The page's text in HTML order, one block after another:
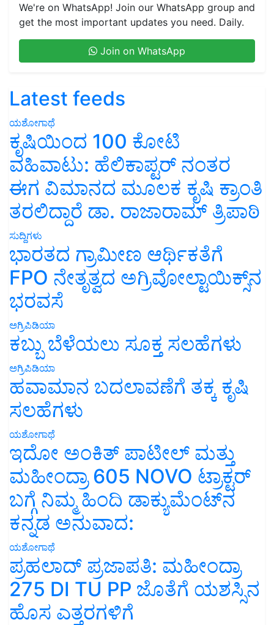
We're on WhatsApp! Join our WhatsApp group and
get the most important updates you need. Daily.
Join on WhatsApp
Latest feeds
ಯಶೋಗಾಥೆ
ಕೃಷಿಯಿಂದ 100 ಕೋಟಿ
ವಹಿವಾಟು: ಹೆಲಿಕಾಪ್ಟರ್ ನಂತರ
ಈಗ ವಿಮಾನದ ಮೂಲಕ ಕೃಷಿ ಕ್ರಾಂತಿ
ತರಲಿದ್ದಾರೆ ಡಾ. ರಾಜಾರಾಮ್ ತ್ರಿಪಾಠಿ
ಸುದ್ದಿಗಳು
ಭಾರತದ ಗ್ರಾಮೀಣ ಆರ್ಥಿಕತೆಗೆ
FPO ನೇತೃತ್ವದ ಅಗ್ರಿವೋಲ್ಟಾಯಿಕ್ಸ್‌ನ
ಭರವಸೆ
ಅಗ್ರಿಪಿಡಿಯಾ
ಕಬ್ಬು ಬೆಳೆಯಲು ಸೂಕ್ತ ಸಲಹೆಗಳು
ಅಗ್ರಿಪಿಡಿಯಾ
ಹವಾಮಾನ ಬದಲಾವಣೆಗೆ ತಕ್ಕ ಕೃಷಿ
ಸಲಹೆಗಳು
ಯಶೋಗಾಥೆ
ಇದೋ ಅಂಕಿತ್ ಪಾಟೀಲ್ ಮತ್ತು
ಮಹೀಂದ್ರಾ 605 NOVO ಟ್ರಾಕ್ಟರ್
ಬಗ್ಗೆ ನಿಮ್ಮ ಹಿಂದಿ ಡಾಕ್ಯುಮೆಂಟ್‌ನ
ಕನ್ನಡ ಅನುವಾದ:
ಯಶೋಗಾಥೆ
ಪ್ರಹಲಾದ್ ಪ್ರಜಾಪತಿ: ಮಹೀಂದ್ರಾ
275 DI TU PP ಜೊತೆಗೆ ಯಶಸ್ಸಿನ
ಹೊಸ ಎತ್ತರಗಳಿಗೆ